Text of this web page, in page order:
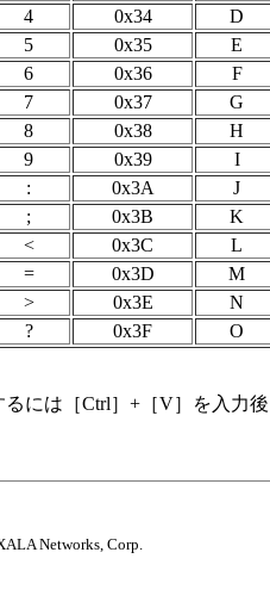
4 0x34 D
5 0x35 E
6 0x36 F
7 0x37 G
8 0x38 H
9 0x39 I
: 0x3A J
; 0x3B K
< 0x3C L
= 0x3D M
> 0x3E N
? 0x3F O
には［Ctrl］+［V］を入力
Networks, Corp.